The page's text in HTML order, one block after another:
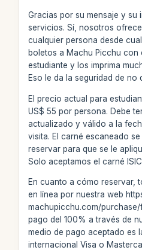
Gracias por su mensaje y su
servicios. Sí, nosotros
cualquier persona desde
boletos a Machu Picchu con
estudiante y los imprima
Eso le da la seguridad de no
El precio actual para
US$ 55 por persona. Debe
actualizado y válido a la
visita. El carné escaneado
reservar para que se le
Solo aceptamos el carné
En cuanto a cómo reservar,
en línea por nuestra web
machupicchu.com/purchase/
pago del 100% a través de
medio de pago aceptado es
internacional Visa o